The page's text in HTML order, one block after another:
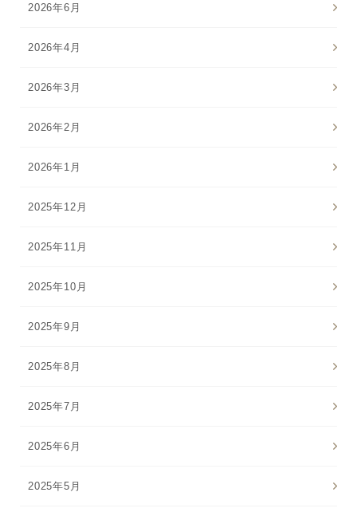
2026年6月
2026年4月
2026年3月
2026年2月
2026年1月
2025年12月
2025年11月
2025年10月
2025年9月
2025年8月
2025年7月
2025年6月
2025年5月